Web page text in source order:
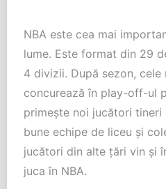
NBA este cea mai
lume. Este format din 29
4 divizii. După sezon, cele
concurează în play-off-ul
primește noi jucători tineri
bune echipe de liceu și
jucători din alte țări vin și
juca în NBA.